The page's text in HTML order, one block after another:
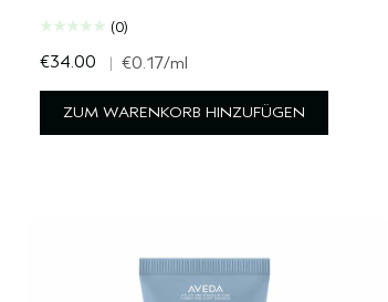
(0)
€34.00 | €0.17/ml
ZUM WARENKORB HINZUFÜGEN